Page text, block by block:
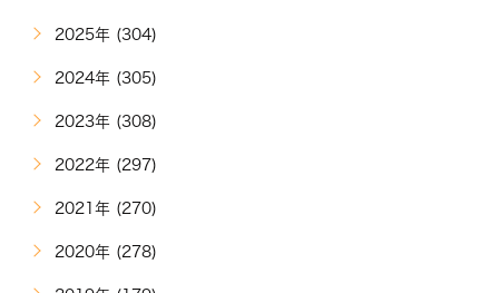
2025年 (304)
2024年 (305)
2023年 (308)
2022年 (297)
2021年 (270)
2020年 (278)